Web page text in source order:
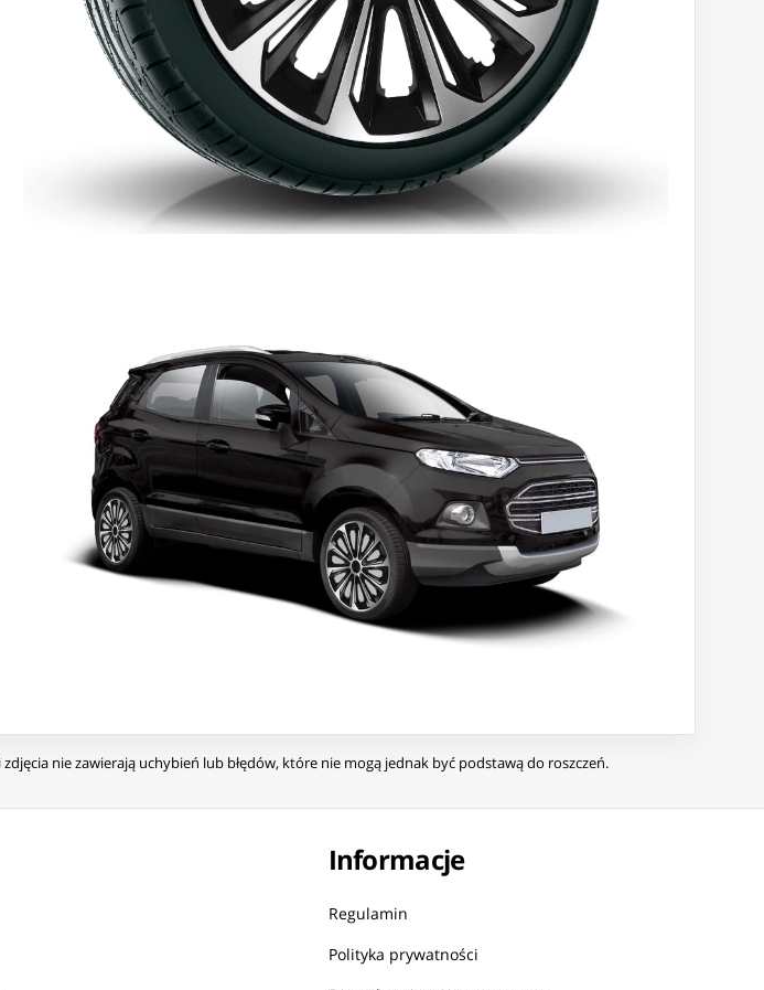
nie zawierają uchybień lub błędów, które nie mogą jednak być podstawą do roszczeń.
Informacje
Regulamin
Polityka prywatności